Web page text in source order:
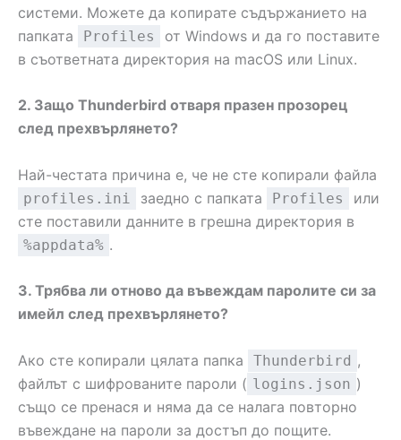
системи. Можете да копирате съдържанието на
папката
Profiles
от Windows и да го поставите
в съответната директория на macOS или Linux.
2. Защо Thunderbird отваря празен прозорец
след прехвърлянето?
Най-честата причина е, че не сте копирали файла
profiles.ini заедно с папката Profiles
или
сте поставили данните в грешна директория в
%appdata% .
3. Трябва ли отново да въвеждам паролите си за
имейл след прехвърлянето?
Ако сте копирали цялата папка Thunderbird ,
файлът с шифрованите пароли ( logins.json )
също се пренася и няма да се налага повторно
въвеждане на пароли за достъп до пощите.